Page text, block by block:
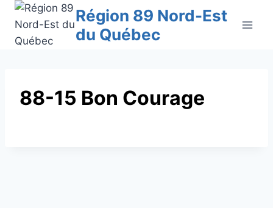
Aller
contenu
Région 89 Nord-Est
du Québec
88-15 Bon Courage